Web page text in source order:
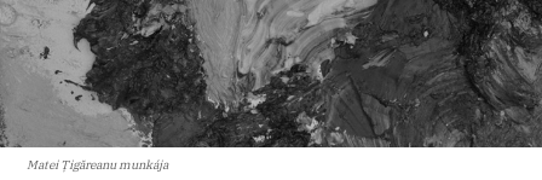
Matei Țigăreanu munkája